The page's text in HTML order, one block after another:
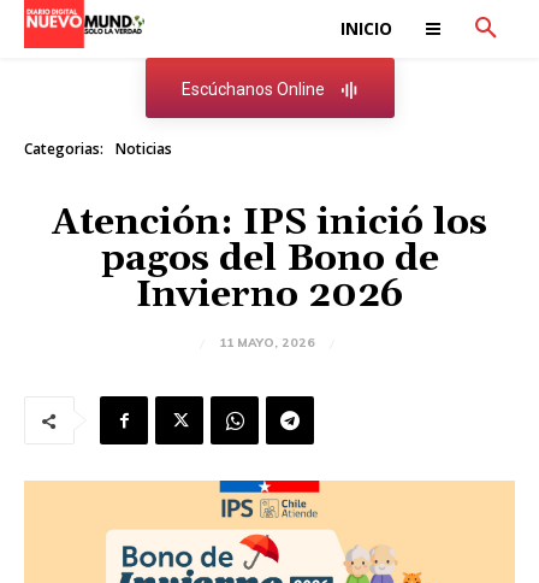
INICIO
Escúchanos Online
Categorias: Noticias
Atención: IPS inició los
pagos del Bono de
Invierno 2026
11 MAYO, 2026